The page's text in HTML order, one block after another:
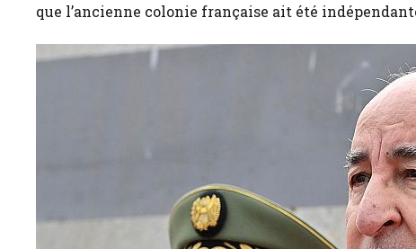
que l’ancienne colonie française ait été